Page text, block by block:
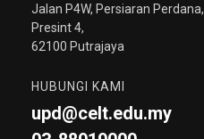
Jalan P4W, Persiaran Perdana,
Presint 4,
62100 Putrajaya
HUBUNGI KAMI
upd@celt.edu.my